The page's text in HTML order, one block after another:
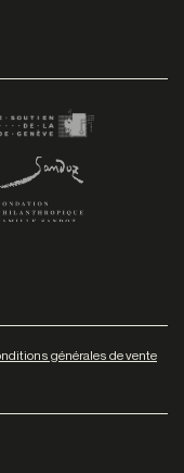
générales de vente